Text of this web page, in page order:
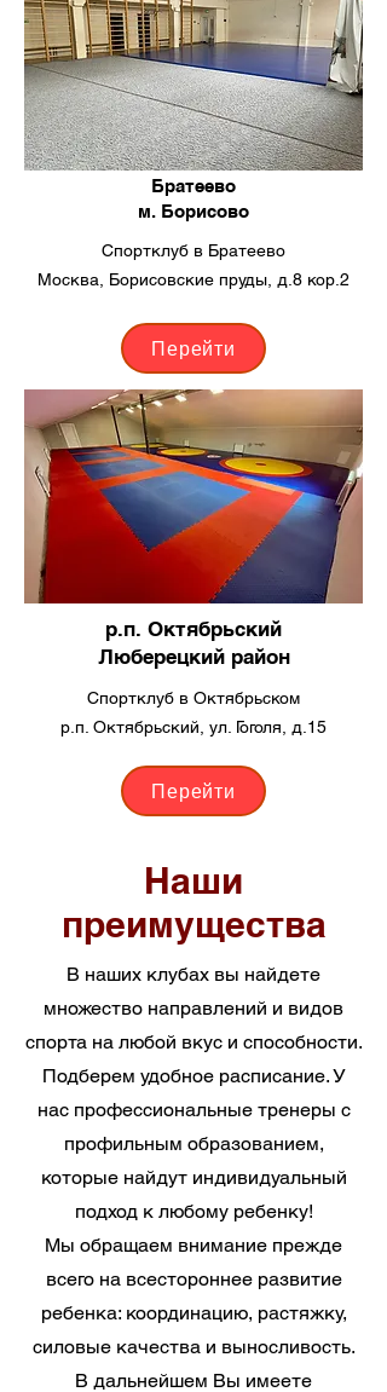
Братеево
м. Борисово
Спортклуб в Братеево
Москва, Борисовские пруды, д.8 кор.2
Перейти
р.п. Октябрьский
Люберецкий район
Спортклуб в Октябрьском
р.п. Октябрьский, ул. Гоголя, д.15
Перейти
Наши
преимущества
В наших клубах вы найдете
множество направлений и видов
спорта на любой вкус и способности.
Подберем удобное расписание. У
нас профессиональные тренеры с
профильным образованием,
которые найдут индивидуальный
подход к любому ребенку!
Мы обращаем внимание прежде
всего на всестороннее развитие
ребенка: координацию, растяжку,
силовые качества и выносливость.
В дальнейшем Вы имеете